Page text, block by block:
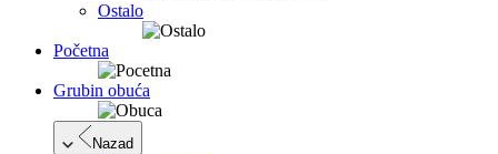
Ostalo
Početna
Grubin obuća
Nazad